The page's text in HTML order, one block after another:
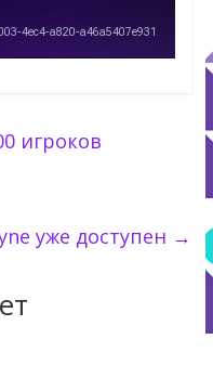
игроков
уже доступен →